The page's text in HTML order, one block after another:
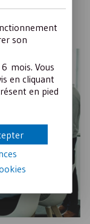
son
mois. Vous
en cliquant
en pied